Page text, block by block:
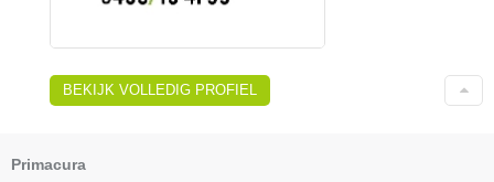
BEKIJK VOLLEDIG PROFIEL
Primacura